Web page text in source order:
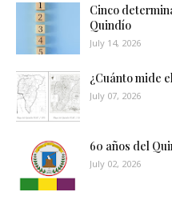
Cinco
Quindío
July 14, 2026
¿Cuánto mide
July 07, 2026
60 años del
July 02, 2026